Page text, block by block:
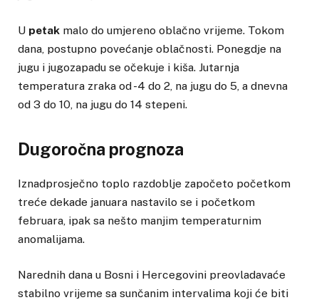
U petak malo do umjereno oblačno vrijeme. Tokom
dana, postupno povećanje oblačnosti. Ponegdje na
jugu i jugozapadu se očekuje i kiša. Jutarnja
temperatura zraka od -4 do 2, na jugu do 5, a dnevna
od 3 do 10, na jugu do 14 stepeni.
Dugoročna prognoza
Iznadprosječno toplo razdoblje započeto početkom
treće dekade januara nastavilo se i početkom
februara, ipak sa nešto manjim temperaturnim
anomalijama.
Narednih dana u Bosni i Hercegovini preovladavaće
stabilno vrijeme sa sunčanim intervalima koji će biti